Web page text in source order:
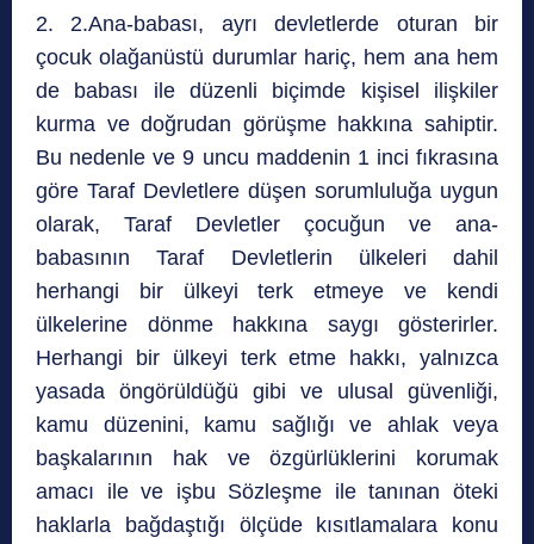
2. 2.Ana-babası, ayrı devletlerde oturan bir
çocuk olağanüstü durumlar hariç, hem ana hem
de babası ile düzenli biçimde kişisel ilişkiler
kurma ve doğrudan görüşme hakkına sahiptir.
Bu nedenle ve 9 uncu maddenin 1 inci fıkrasına
göre Taraf Devletlere düşen sorumluluğa uygun
olarak, Taraf Devletler çocuğun ve ana-
babasının Taraf Devletlerin ülkeleri dahil
herhangi bir ülkeyi terk etmeye ve kendi
ülkelerine dönme hakkına saygı gösterirler.
Herhangi bir ülkeyi terk etme hakkı, yalnızca
yasada öngörüldüğü gibi ve ulusal güvenliği,
kamu düzenini, kamu sağlığı ve ahlak veya
başkalarının hak ve özgürlüklerini korumak
amacı ile ve işbu Sözleşme ile tanınan öteki
haklarla bağdaştığı ölçüde kısıtlamalara konu